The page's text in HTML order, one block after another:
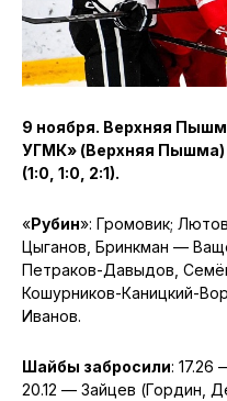
9 ноября. Верхняя
УГМК» (Верхняя
(1:0, 1:0, 2:1).
«Рубин»: Громовик;
Цыганов, Бринкман —
Петраков-Давыдов,
Кошурников-Каницкий-
Иванов.
Шайбы забросили: 17.26
20.12 — Зайцев (Гордин,